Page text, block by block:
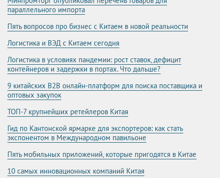
параллельного импорта
Пять вопросов про бизнес с Китаем в новой реальности
Логистика и ВЭД с Китаем сегодня
Логистика в условиях пандемии: рост ставок, дефицит
контейнеров и задержки в портах. Что дальше?
9 китайских B2B онлайн-платформ для поиска поставщика и
оптовых закупок
ТОП-7 крупнейших ретейлеров Китая
Гид по Кантонской ярмарке для экспортеров: как стать
экспонентом в Международном павильоне
Пять мобильных приложений, которые пригодятся в Китае
10 самых инновационных компаний Китая